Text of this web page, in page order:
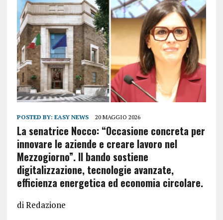
POSTED BY: EASY NEWS 20 MAGGIO 2026
La senatrice Nocco: “Occasione concreta per
innovare le aziende e creare lavoro nel
Mezzogiorno”. Il bando sostiene
digitalizzazione, tecnologie avanzate,
efficienza energetica ed economia circolare.
di Redazione